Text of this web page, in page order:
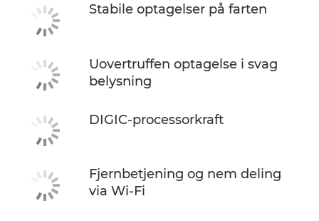
Stabile optagelser på farten
Uovertruffen optagelse i svag
belysning
DIGIC-processorkraft
Fjernbetjening og nem deling
via Wi-Fi